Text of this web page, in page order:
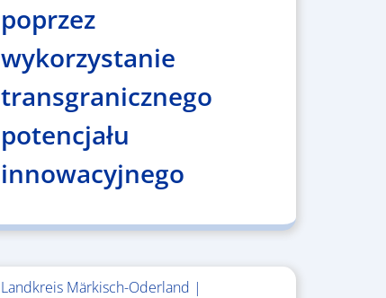
poprzez
wykorzystanie
transgranicznego
potencjału
innowacyjnego
Landkreis Märkisch-Oderland |